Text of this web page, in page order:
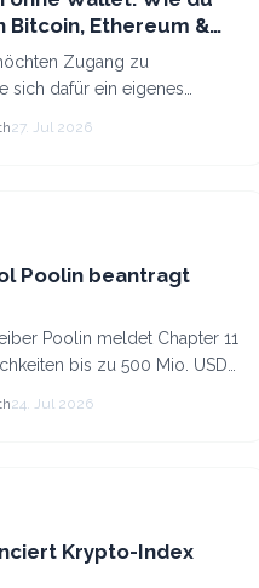
Bitcoin, Ethereum &
Zugang zu
sich dafür ein eigenes
zu müssen. Dazu kommt,
h...
27. Jul 2026
Poolin beantragt
Poolin meldet Chapter 11
bis zu 500 Mio. USD
Texas-Standorte für.
24. Jul 2026
Krypto-Index